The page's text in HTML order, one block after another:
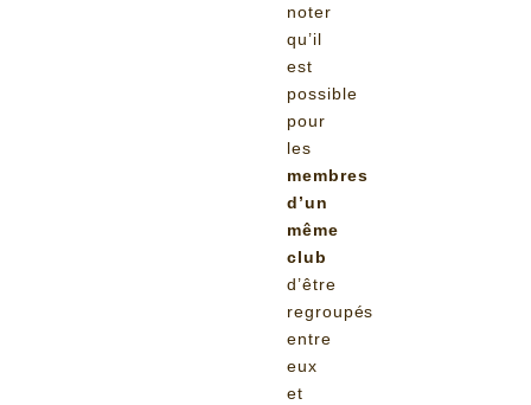
noter
qu’il
est
possible
pour
les
membres
d’un
même
club
d’être
regroupés
entre
eux
et